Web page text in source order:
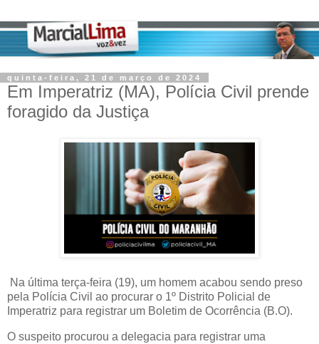
quinta-feira, 21 de março de 2024
Em Imperatriz (MA), Polícia Civil prende
foragido da Justiça
Na última terça-feira (19), um homem acabou sendo preso
pela Polícia Civil ao procurar o 1º Distrito Policial de
Imperatriz para registrar um Boletim de Ocorrência (B.O).
O suspeito procurou a delegacia para registrar uma